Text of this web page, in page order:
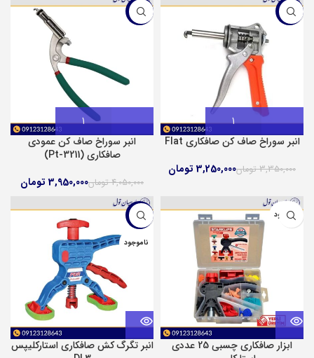
-3%
انبر سوراخ صاف کن صافکاری Flat
3,350,000 تومان3,250,000 تومان
-2%
انبر سوراخ صاف کن عمودی
صافکاری (Pt-3211)
4,050,000 تومان3,950,000 تومان
ناموجود
ابزار صافکاری چسبی 25 عددی
-5%
ناموجود
انبر تگرگ کش صافکاری استارکلیپس